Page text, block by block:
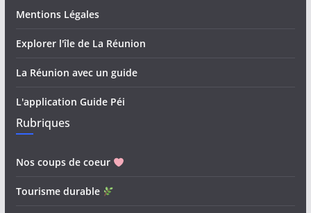
Mentions Légales
Explorer l'île de La Réunion
La Réunion avec un guide
L'application Guide Péi
Rubriques
Nos coups de coeur
Tourisme durable